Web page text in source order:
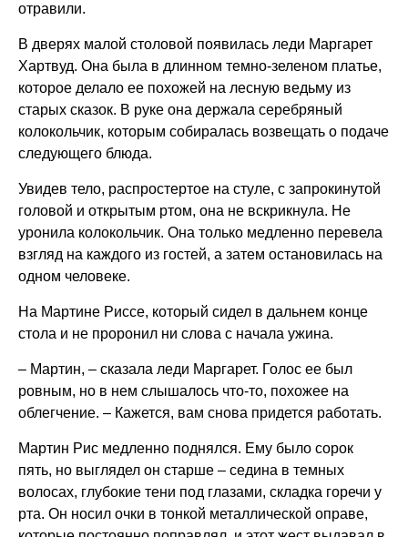
отравили.
В дверях малой столовой появилась леди Маргарет
Хартвуд. Она была в длинном темно-зеленом платье,
которое делало ее похожей на лесную ведьму из
старых сказок. В руке она держала серебряный
колокольчик, которым собиралась возвещать о подаче
следующего блюда.
Увидев тело, распростертое на стуле, с запрокинутой
головой и открытым ртом, она не вскрикнула. Не
уронила колокольчик. Она только медленно перевела
взгляд на каждого из гостей, а затем остановилась на
одном человеке.
На Мартине Риссе, который сидел в дальнем конце
стола и не проронил ни слова с начала ужина.
– Мартин, – сказала леди Маргарет. Голос ее был
ровным, но в нем слышалось что-то, похожее на
облегчение. – Кажется, вам снова придется работать.
Мартин Рис медленно поднялся. Ему было сорок
пять, но выглядел он старше – седина в темных
волосах, глубокие тени под глазами, складка горечи у
рта. Он носил очки в тонкой металлической оправе,